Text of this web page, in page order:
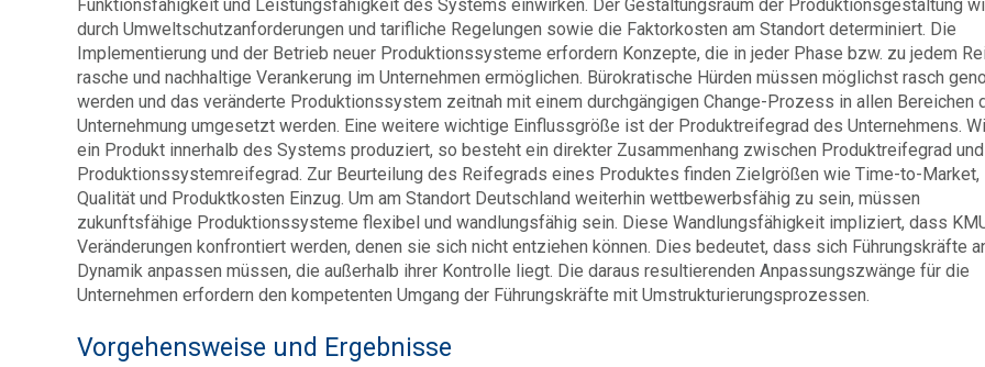
Funktionsfähigkeit und Leistungsfähigkeit des Systems einwirken. Der Gestaltungsraum der Produktionsgestaltung
durch Umweltschutzanforderungen und tarifliche Regelungen sowie die Faktorkosten am Standort determiniert. Die
Implementierung und der Betrieb neuer Produktionssysteme erfordern Konzepte, die in jeder Phase bzw. zu jedem
rasche und nachhaltige Verankerung im Unternehmen ermöglichen. Bürokratische Hürden müssen möglichst rasch
werden und das veränderte Produktionssystem zeitnah mit einem durchgängigen Change-Prozess in allen Bereichen
Unternehmung umgesetzt werden. Eine weitere wichtige Einflussgröße ist der Produktreifegrad des Unternehmens.
ein Produkt innerhalb des Systems produziert, so besteht ein direkter Zusammenhang zwischen Produktreifegrad und
Produktionssystemreifegrad. Zur Beurteilung des Reifegrads eines Produktes finden Zielgrößen wie Time-to-Market,
Qualität und Produktkosten Einzug. Um am Standort Deutschland weiterhin wettbewerbsfähig zu sein, müssen
zukunftsfähige Produktionssysteme flexibel und wandlungsfähig sein. Diese Wandlungsfähigkeit impliziert, dass
Veränderungen konfrontiert werden, denen sie sich nicht entziehen können. Dies bedeutet, dass sich Führungskräfte
Dynamik anpassen müssen, die außerhalb ihrer Kontrolle liegt. Die daraus resultierenden Anpassungszwänge für die
Unternehmen erfordern den kompetenten Umgang der Führungskräfte mit Umstrukturierungsprozessen.
Vorgehensweise und Ergebnisse